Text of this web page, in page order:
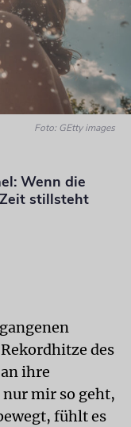
Foto: GEtty images
Wenn die
stillsteht
des
ihre
nur mir so geht,
fühlt es